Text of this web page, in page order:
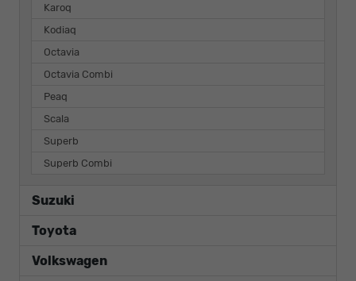
Karoq
Kodiaq
Octavia
Octavia Combi
Peaq
Scala
Superb
Superb Combi
Suzuki
Toyota
Volkswagen